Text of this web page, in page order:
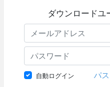
ダウンロードユ
自動ログイン パ